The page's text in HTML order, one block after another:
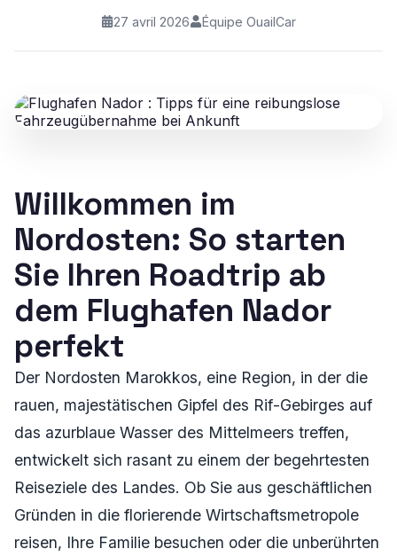
27 avril 2026 Équipe OuailCar
Willkommen im
Nordosten: So starten
Sie Ihren Roadtrip ab
dem Flughafen Nador
perfekt
Der Nordosten Marokkos, eine Region, in der die
rauen, majestätischen Gipfel des Rif-Gebirges auf
das azurblaue Wasser des Mittelmeers treffen,
entwickelt sich rasant zu einem der begehrtesten
Reiseziele des Landes. Ob Sie aus geschäftlichen
Gründen in die florierende Wirtschaftsmetropole
reisen, Ihre Familie besuchen oder die unberührten